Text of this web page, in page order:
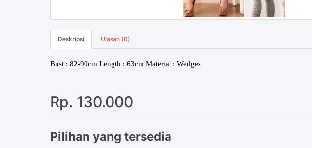
Deskripsi Ulasan (0)
Bust : 82-90cm Length : 63cm Material : Wedges
Rp. 130.000
Pilihan yang tersedia